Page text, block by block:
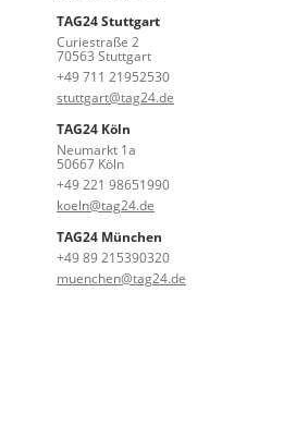
TAG24 Stuttgart
Curiestraße 2
70563 Stuttgart
+49 711 21952530
stuttgart@tag24.de
TAG24 Köln
Neumarkt 1a
50667 Köln
+49 221 98651990
koeln@tag24.de
TAG24 München
+49 89 215390320
muenchen@tag24.de